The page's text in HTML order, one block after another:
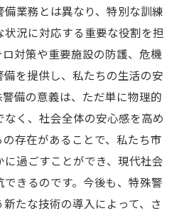
業務とは異なり、特別な訓練
況に対応する重要な役割を担
対策や重要施設の防護、危機
を提供し、私たちの生活の安
備の意義は、ただ単に物理的
く、社会全体の安心感を高め
存在があることで、私たち市
過ごすことができ、現代社会
きるのです。今後も、特殊警
たな技術の導入によって、さ